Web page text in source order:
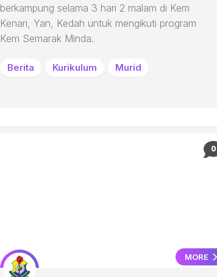
berkampung selama 3 hari 2 malam di Kem
Kenari, Yan, Kedah untuk mengikuti program
Kem Semarak Minda.
Berita Kurikulum Murid
0
MORE